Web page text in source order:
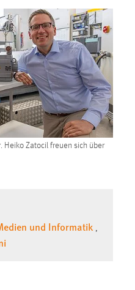
Heiko Zatocil freuen sich über
und Informatik ,